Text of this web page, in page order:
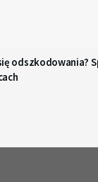
odszkodowania?